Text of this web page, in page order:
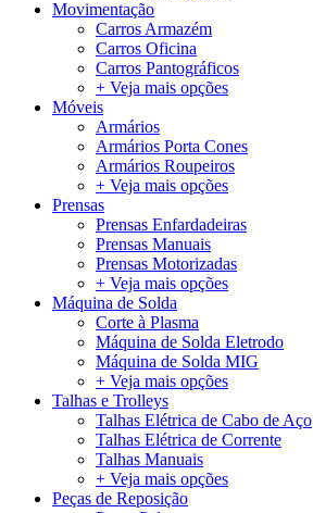
Movimentação
Carros Armazém
Carros Oficina
Carros Pantográficos
+ Veja mais opções
Móveis
Armários
Armários Porta Cones
Armários Roupeiros
+ Veja mais opções
Prensas
Prensas Enfardadeiras
Prensas Manuais
Prensas Motorizadas
+ Veja mais opções
Máquina de Solda
Corte à Plasma
Máquina de Solda Eletrodo
Máquina de Solda MIG
+ Veja mais opções
Talhas e Trolleys
Talhas Elétrica de Cabo de Aço
Talhas Elétrica de Corrente
Talhas Manuais
+ Veja mais opções
Peças de Reposição